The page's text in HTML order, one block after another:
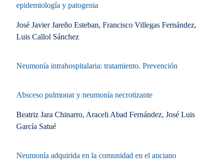
epidemiología y patogenia
José Javier Jareño Esteban, Francisco Villegas Fernández,
Luis Callol Sánchez
Neumonía intrahospitalaria: tratamiento. Prevención
Absceso pulmonar y neumonía necrotizante
Beatriz Jara Chinarro, Araceli Abad Fernández, José Luis
García Satué
Neumonía adquirida en la comunidad en el anciano